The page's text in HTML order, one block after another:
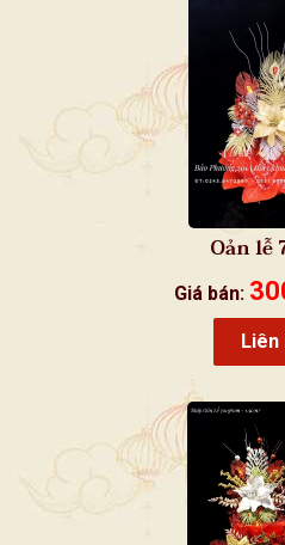
Oản lễ
Giá bán:
Liên